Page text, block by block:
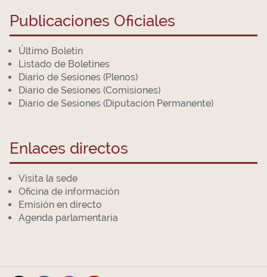
Publicaciones Oficiales
Último Boletín
Listado de Boletines
Diario de Sesiones (Plenos)
Diario de Sesiones (Comisiones)
Diario de Sesiones (Diputación Permanente)
Enlaces directos
Visita la sede
Oficina de información
Emisión en directo
Agenda parlamentaria